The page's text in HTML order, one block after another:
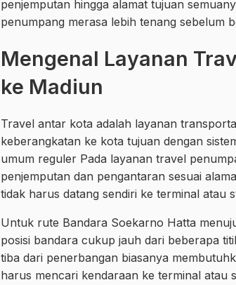
penjemputan hingga alamat tujuan
penumpang merasa lebih tenang sebelum
Mengenal Layanan
ke Madiun
Travel antar kota adalah layanan
keberangkatan ke kota tujuan dengan
umum reguler Pada layanan travel
penjemputan dan pengantaran sesuai
tidak harus datang sendiri ke terminal atau
Untuk rute Bandara Soekarno Hatta
posisi bandara cukup jauh dari beberapa
tiba dari penerbangan biasanya
harus mencari kendaraan ke terminal atau